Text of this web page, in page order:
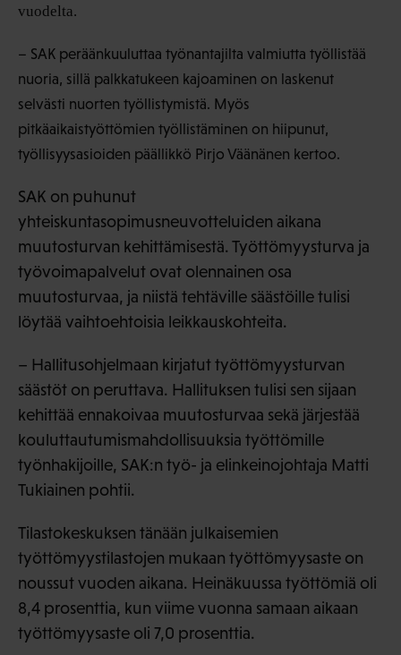
vuodelta.
– SAK peräänkuuluttaa työnantajilta valmiutta työllistää
nuoria, sillä palkkatukeen kajoaminen on laskenut
selvästi nuorten työllistymistä. Myös
pitkäaikaistyöttömien työllistäminen on hiipunut,
työllisyysasioiden päällikkö Pirjo Väänänen kertoo.
SAK on puhunut
yhteiskuntasopimusneuvotteluiden aikana
muutosturvan kehittämisestä. Työttömyysturva ja
työvoimapalvelut ovat olennainen osa
muutosturvaa, ja niistä tehtäville säästöille tulisi
löytää vaihtoehtoisia leikkauskohteita.
– Hallitusohjelmaan kirjatut työttömyysturvan
säästöt on peruttava. Hallituksen tulisi sen sijaan
kehittää ennakoivaa muutosturvaa sekä järjestää
kouluttautumismahdollisuuksia työttömille
työnhakijoille, SAK:n työ- ja elinkeinojohtaja Matti
Tukiainen pohtii.
Tilastokeskuksen tänään julkaisemien
työttömyystilastojen mukaan työttömyysaste on
noussut vuoden aikana. Heinäkuussa työttömiä oli
8,4 prosenttia, kun viime vuonna samaan aikaan
työttömyysaste oli 7,0 prosenttia.